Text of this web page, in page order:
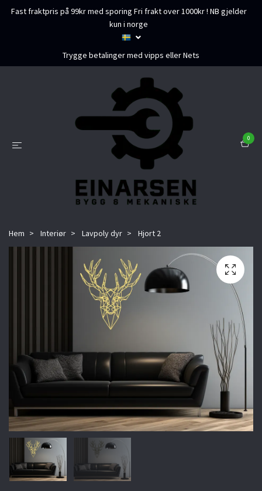
Fast fraktpris på 99kr med sporing Fri frakt over 1000kr ! NB gjelder
kun i norge
Trygge betalinger med vipps eller Nets
0
Hem Interiør Lavpoly dyr Hjort 2